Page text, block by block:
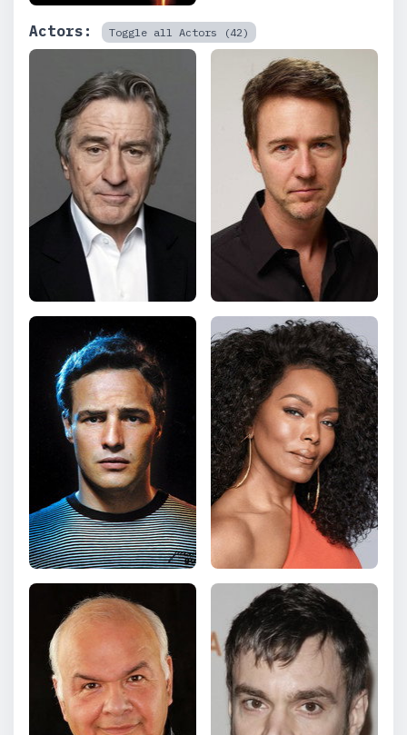
Actors: Toggle all Actors (42)